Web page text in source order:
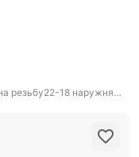
штуцер-переходник с резьбы на резьбу22-18 наружняя резьба